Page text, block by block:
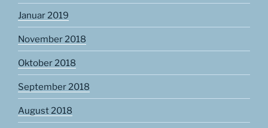
Januar 2019
November 2018
Oktober 2018
September 2018
August 2018